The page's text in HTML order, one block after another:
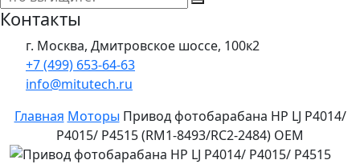
Контакты
г. Москва, Дмитровское шоссе, 100к2
+7 (499) 653-64-63
info@mitutech.ru
Главная Моторы Привод фотобарабана HP LJ P4014/
P4015/ P4515 (RM1-8493/RC2-2484) OEM